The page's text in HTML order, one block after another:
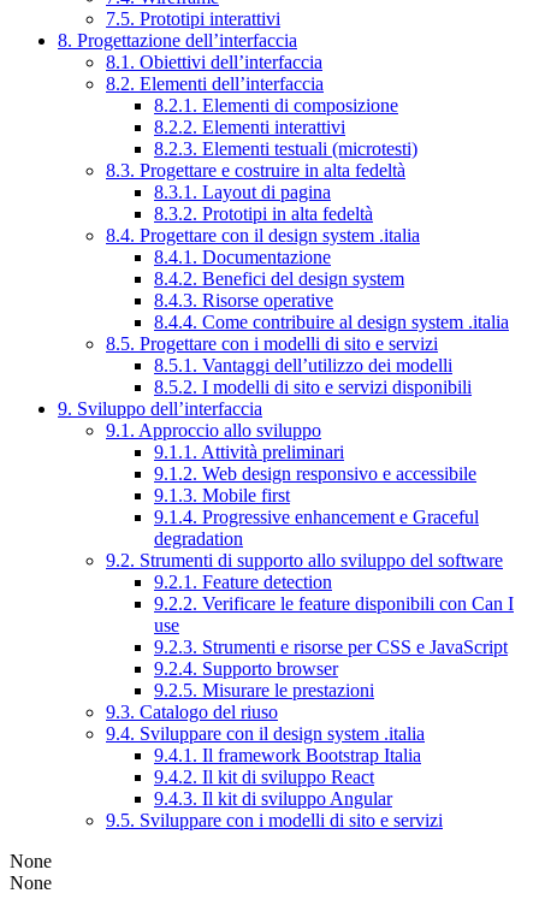
7.5. Prototipi interattivi
8. Progettazione dell’interfaccia
8.1. Obiettivi dell’interfaccia
8.2. Elementi dell’interfaccia
8.2.1. Elementi di composizione
8.2.2. Elementi interattivi
8.2.3. Elementi testuali (microtesti)
8.3. Progettare e costruire in alta fedeltà
8.3.1. Layout di pagina
8.3.2. Prototipi in alta fedeltà
8.4. Progettare con il design system .italia
8.4.1. Documentazione
8.4.2. Benefici del design system
8.4.3. Risorse operative
8.4.4. Come contribuire al design system .italia
8.5. Progettare con i modelli di sito e servizi
8.5.1. Vantaggi dell’utilizzo dei modelli
8.5.2. I modelli di sito e servizi disponibili
9. Sviluppo dell’interfaccia
9.1. Approccio allo sviluppo
9.1.1. Attività preliminari
9.1.2. Web design responsivo e accessibile
9.1.3. Mobile first
9.1.4. Progressive enhancement e Graceful
degradation
9.2. Strumenti di supporto allo sviluppo del software
9.2.1. Feature detection
9.2.2. Verificare le feature disponibili con Can I
use
9.2.3. Strumenti e risorse per CSS e JavaScript
9.2.4. Supporto browser
9.2.5. Misurare le prestazioni
9.3. Catalogo del riuso
9.4. Sviluppare con il design system .italia
9.4.1. Il framework Bootstrap Italia
9.4.2. Il kit di sviluppo React
9.4.3. Il kit di sviluppo Angular
9.5. Sviluppare con i modelli di sito e servizi
None
None